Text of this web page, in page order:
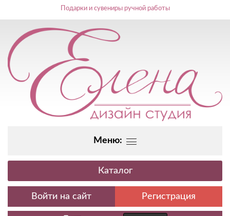
Подарки и сувениры ручной работы
Меню:
Каталог
Регистрация